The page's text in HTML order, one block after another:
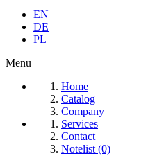
EN
DE
PL
Menu
Home
Catalog
Company
Services
Contact
Notelist (0)